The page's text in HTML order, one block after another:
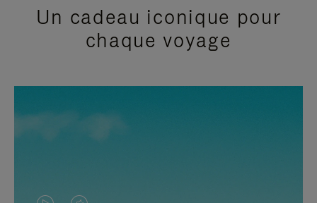
Un cadeau iconique pour
chaque voyage